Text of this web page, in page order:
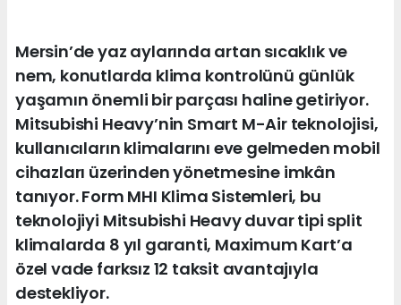
Mersin’de yaz aylarında artan sıcaklık ve
nem, konutlarda klima kontrolünü günlük
yaşamın önemli bir parçası haline getiriyor.
Mitsubishi Heavy’nin Smart M-Air teknolojisi,
kullanıcıların klimalarını eve gelmeden mobil
cihazları üzerinden yönetmesine imkân
tanıyor. Form MHI Klima Sistemleri, bu
teknolojiyi Mitsubishi Heavy duvar tipi split
klimalarda 8 yıl garanti, Maximum Kart’a
özel vade farksız 12 taksit avantajıyla
destekliyor.